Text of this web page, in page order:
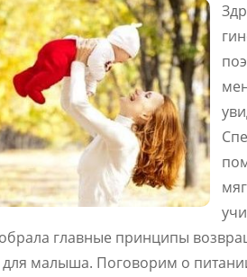
главные принципы
для малыша. Поговорим о